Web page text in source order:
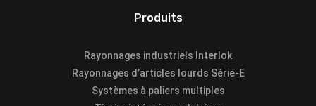
Produits
Rayonnages industriels Interlok
Rayonnages d’articles lourds Série-E
Systèmes à paliers multiples